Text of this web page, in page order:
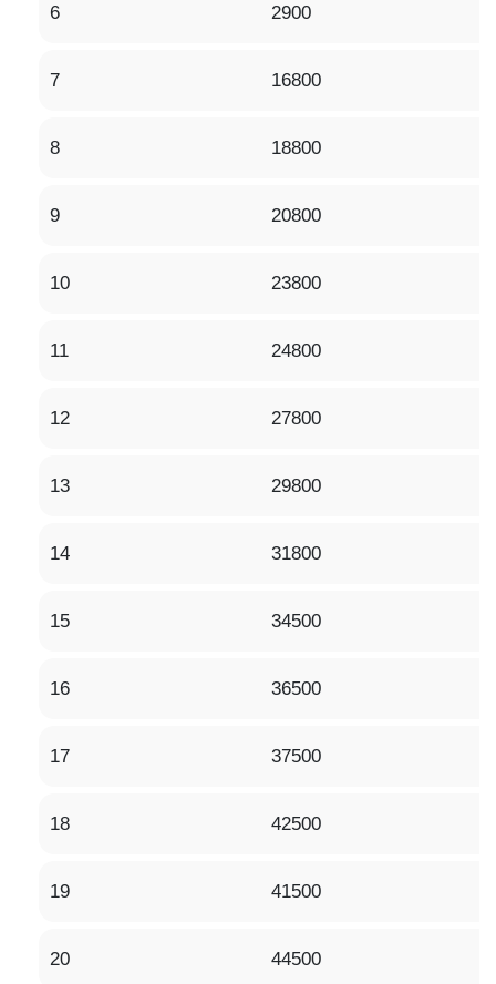
6 2900
7 16800
8 18800
9 20800
10 23800
11 24800
12 27800
13 29800
14 31800
15 34500
16 36500
17 37500
18 42500
19 41500
20 44500